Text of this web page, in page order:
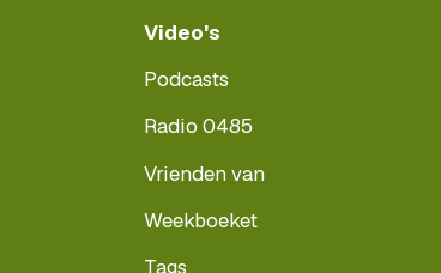
Video's
Podcasts
Radio 0485
Vrienden van
Weekboeket
Tags